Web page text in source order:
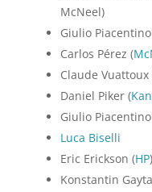
McNeel)
Giulio
Carlos Pérez (
Claude Vuattoux
Daniel Piker (
Giulio
Luca Biselli
Eric Erickson (HP)
Konstantin